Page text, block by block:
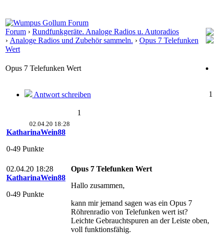
Forum › Rundfunkgeräte. Analoge Radios u. Autoradios
› Analoge Radios und Zubehör sammeln. › Opus 7 Telefunken
Wert
Opus 7 Telefunken Wert
Antwort schreiben 1
1
02.04.20 18:28
KatharinaWein88
0-49 Punkte
02.04.20 18:28
KatharinaWein88
0-49 Punkte
Opus 7 Telefunken Wert
Hallo zusammen,
kann mir jemand sagen was ein Opus 7
Röhrenradio von Telefunken wert ist?
Leichte Gebrauchtspuren an der Leiste oben,
voll funktionsfähig.